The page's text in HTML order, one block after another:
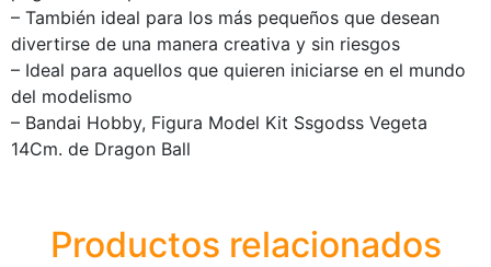
– También ideal para los más pequeños que desean
divertirse de una manera creativa y sin riesgos
– Ideal para aquellos que quieren iniciarse en el mundo
del modelismo
– Bandai Hobby, Figura Model Kit Ssgodss Vegeta
14Cm. de Dragon Ball
Productos relacionados